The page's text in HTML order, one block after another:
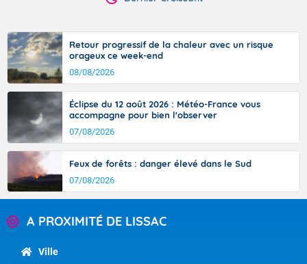
Retour progressif de la chaleur avec un risque
orageux ce week-end
08/08/2026
Éclipse du 12 août 2026 : Météo-France vous
accompagne pour bien l'observer
07/08/2026
Feux de forêts : danger élevé dans le Sud
07/08/2026
A PROXIMITÉ DE LISSAC
Ville